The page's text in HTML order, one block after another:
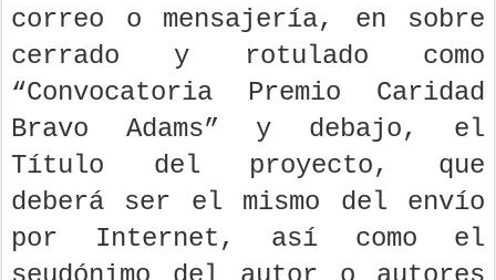
correo o mensajería, en sobre
cerrado y rotulado como
“Convocatoria Premio Caridad
Bravo Adams” y debajo, el
Título del proyecto, que
deberá ser el mismo del envío
por Internet, así como el